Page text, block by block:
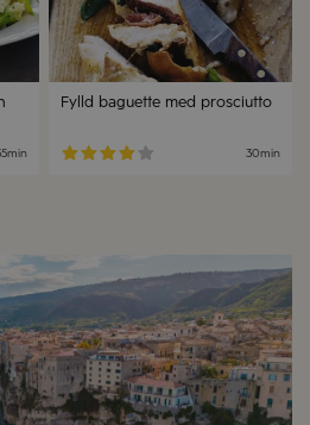
Fylld baguette med prosciutto
30min